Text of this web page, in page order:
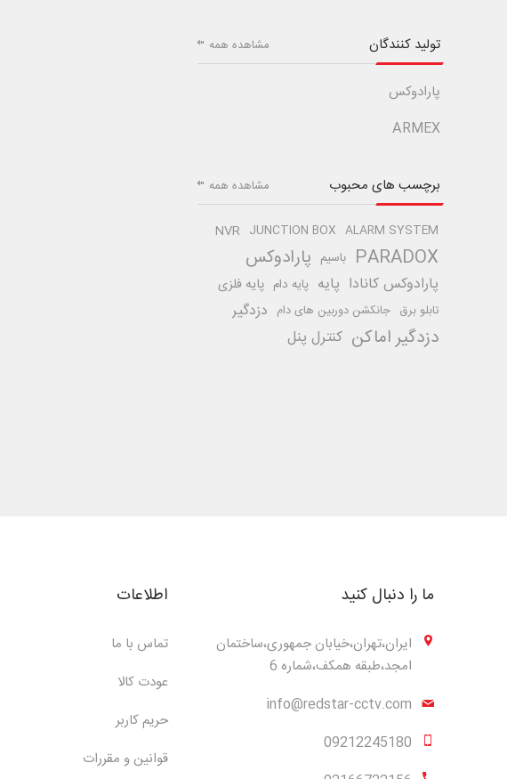
تولید کنندگان
پارادوکس
ARMEX
مشاهده همه
برچسب های محبوب
ALARM SYSTEM
JUNCTION BOX
NVR
PARADOX باسیم پارادوکس
پارادوکس کانادا پایه پایه دام پایه فلزی
تابلو برق جانکشن دوربین های دام دزدگیر
دزدگیر اماکن کنترل پنل
مشاهده همه
ما را دنبال کنید
ایران،تهران،خیابان جمهوری،ساختمان
امجد،طبقه همکف،شماره 6
info@redstar-cctv.com
09212245180
اطلاعات
تماس با ما
عودت کالا
حریم کاربر
قوانین و مقررات